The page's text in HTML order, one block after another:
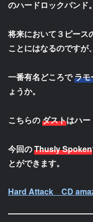
のハードロックバンド。
将来において３ピース
ことにはなるのですが、
一番有名どころでラモ
ょうか。
こちらのダストはハ
今回のThusly Spoken
とができます。
Hard Attack CD